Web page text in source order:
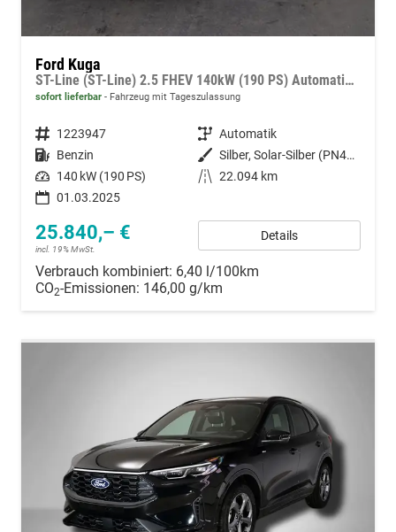
Ford Kuga
ST-Line (ST-Line) 2.5 FHEV 140kW (190 PS) Automatikgetriebe
sofort lieferbar Fahrzeug mit Tageszulassung
Fahrzeugnummer 1223947 Getriebe Automatik
Kraftstoff Benzin Außenfarbe
Silber, Solar-Silber (PN4HS0)
Leistung 140 kW (190 PS) Kilometerstand 22.094 km
01.03.2025
25.840,– €
incl. 19% MwSt.
Details
Verbrauch kombiniert: 6,40 l/100km
CO2-Emissionen: 146,00 g/km